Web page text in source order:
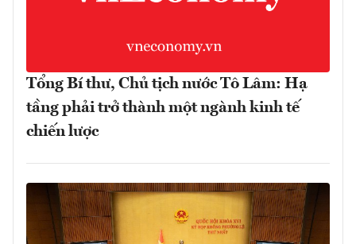
Tổng Bí thư, Chủ tịch nước Tô Lâm: Hạ
tầng phải trở thành một ngành kinh tế
chiến lược